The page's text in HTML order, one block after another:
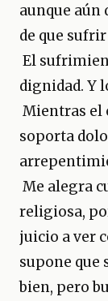
aunque aún
de que
El
dignidad. Y
Mientras el
soporta
Me alegra
religiosa,
juicio a ver
supone que
bien, pero